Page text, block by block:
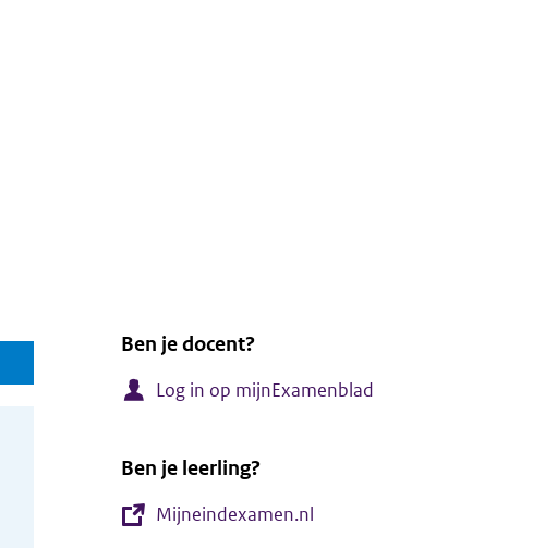
Ben je docent?
Log in op mijnExamenblad
Ben je leerling?
Mijneindexamen.nl